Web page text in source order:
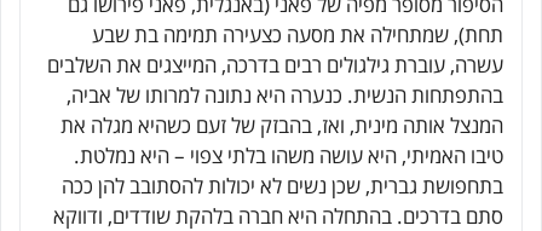
תחת), שמתחילה את מסעה כצעירה תמימה בת שבע
עשרה, עוברת גילגולים רבים בדרכה, המייצגים את השלבים
בהתפתחות הנשית. כנערה היא נתונה למרותו של אביה,
המנצל אותה מינית, ואז, בהבזק של זעם כשהיא מגלה את
טיבו האמיתי, היא עושה משהו בלתי צפוי – היא נמלטת.
בתחפושת גברית, שכן נשים לא יכולות להסתובב להן ככה
סתם בדרכים. בהתחלה היא חברה בלהקת שודדים, ודווקא